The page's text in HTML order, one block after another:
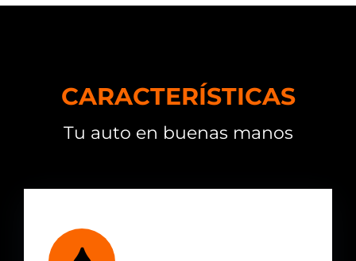
CARACTERÍSTICAS
Tu auto en buenas manos